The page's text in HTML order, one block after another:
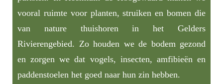
vooral ruimte voor planten, struiken en bomen die
van nature thuishoren in het Gelders
Rivierengebied. Zo houden we de bodem gezond
en zorgen we dat vogels, insecten, amfibieën en
paddenstoelen het goed naar hun zin hebben.